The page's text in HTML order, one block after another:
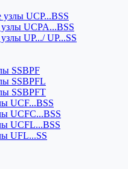
UCP...BSS
UCPA...BSS
UP.../ UP...SS
SSBPF
SSBPFL
SSBPFT
UCF...BSS
UCFC...BSS
UCFL...BSS
UFL...SS